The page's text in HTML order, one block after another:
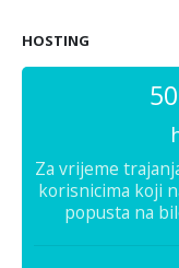
HOSTING
Za vrijeme
korisnicima koji
popusta na